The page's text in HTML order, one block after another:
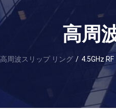
高周
高周波スリップ リング / 4.5GHz